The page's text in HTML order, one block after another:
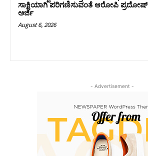
ಸಾಕ್ಷಿಯಾಗಿ ಪರಿಗಣಿಸುವಂತೆ ಆರೋಪಿ ಪ್ರದೋಷ್‌
ಅರ್ಜಿ
August 6, 2026
- Advertisement -